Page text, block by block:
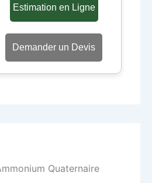
Estimation en Ligne
Demander un Devis